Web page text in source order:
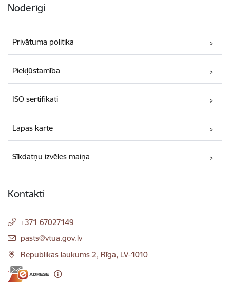
Noderīgi
Privātuma politika
Piekļūstamība
ISO sertifikāti
Lapas karte
Sīkdatņu izvēles maiņa
Kontakti
+371 67027149
E-pasts:
pasts@vtua.gov.lv
Republikas laukums 2, Rīga, LV-1010